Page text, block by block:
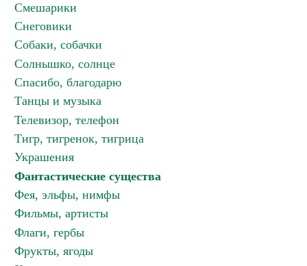
Смешарики
Снеговики
Собаки, собачки
Солнышко, солнце
Спасибо, благодарю
Танцы и музыка
Телевизор, телефон
Тигр, тигренок, тигрица
Украшения
Фантастические существа
Фея, эльфы, нимфы
Фильмы, артисты
Флаги, гербы
Фрукты, ягоды